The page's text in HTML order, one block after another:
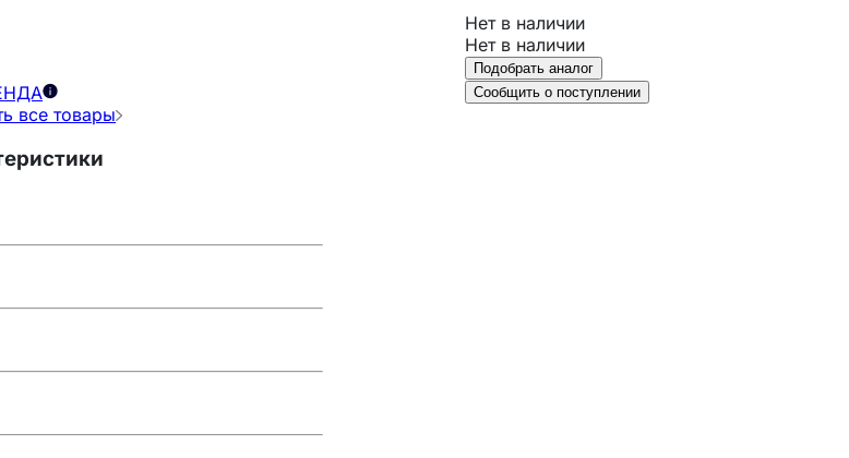
все товары
Нет в наличии
Нет в наличии
Подобрать аналог
Сообщить о поступлении